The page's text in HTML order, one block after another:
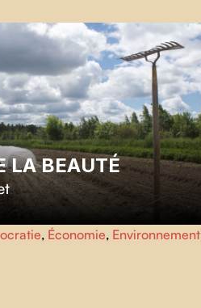
démographique. Le réalisateur
un système décisionnel opaque
LA BEAUTÉ
des monts du Bic, dans ce territoire
Bas-du-Fleuve, se cache une
, Économie, Environnement